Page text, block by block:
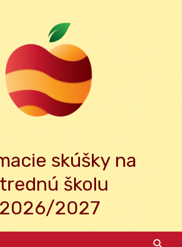
skúšky na
školu
2026/2027